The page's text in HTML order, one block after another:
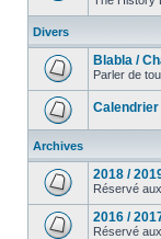
Divers
Blabla /
Parler de
Calendrier
Archives
2018 /
Réservé
2016 /
Réservé